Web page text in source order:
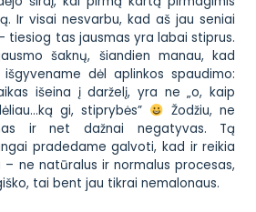
Ir visai nesvarbu, kad aš jau seniai
tiesiog tas jausmas yra labai stiprus.
šaknų, šiandien manau, kad
dėl aplinkos spaudimo:
išeina į darželį, yra ne„o, kaip
gi, stiprybės”
Žodžiu, ne
ir net dažnai negatyvas. Tą
pradedame galvoti, kad ir reikia
ne natūralus ir normalus procesas,
tai bent jau tikrai nemalonaus.